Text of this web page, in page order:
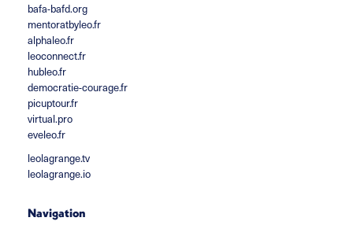
bafa-bafd.org
mentoratbyleo.fr
alphaleo.fr
leoconnect.fr
hubleo.fr
democratie-courage.fr
picuptour.fr
virtual.pro
eveleo.fr
leolagrange.tv
leolagrange.io
Navigation